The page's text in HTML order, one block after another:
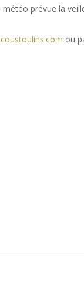
prévue la
ou